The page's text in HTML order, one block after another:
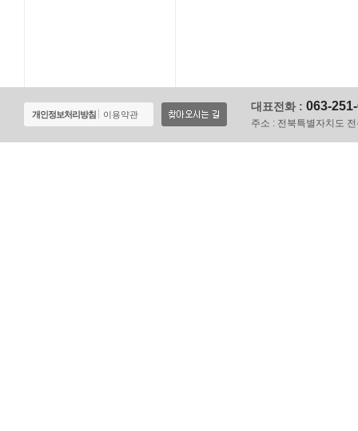
개인정보처리방침 이용약관
대표전화 : 063-
주소 : 전북특별자치도